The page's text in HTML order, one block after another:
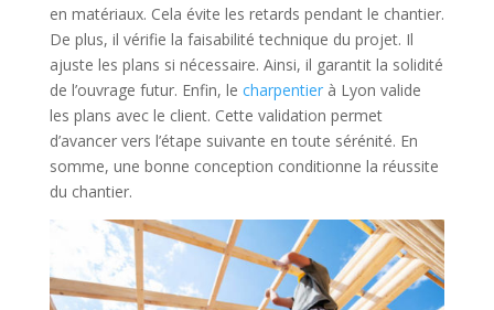
en matériaux. Cela évite les retards pendant le chantier.
De plus, il vérifie la faisabilité technique du projet. Il
ajuste les plans si nécessaire. Ainsi, il garantit la solidité
de l’ouvrage futur. Enfin, le charpentierà Lyon valide
les plans avec le client. Cette validation permet
d’avancer vers l’étape suivante en toute sérénité. En
somme, une bonne conception conditionne la réussite
du chantier.